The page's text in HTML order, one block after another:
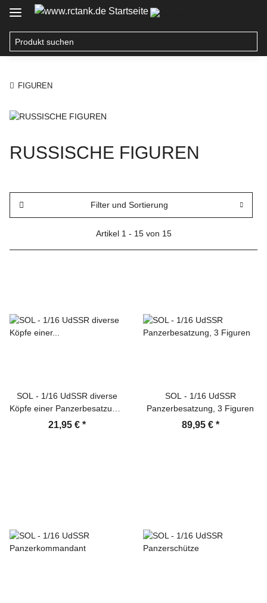
FIGUREN
RUSSISCHE FIGUREN
Filter und Sortierung
Artikel 1 - 15 von 15
SOL - 1/16 UdSSR diverse
Köpfe einer Panzerbesatzung,
5 Stück
21,95 € *
SOL - 1/16 UdSSR
Panzerbesatzung, 3 Figuren
89,95 € *